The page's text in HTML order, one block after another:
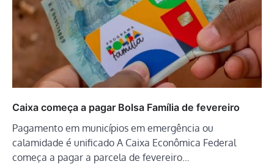
Caixa começa a pagar Bolsa Família de fevereiro
Pagamento em municípios em emergência ou
calamidade é unificado A Caixa Econômica Federal
começa a pagar a parcela de fevereiro…